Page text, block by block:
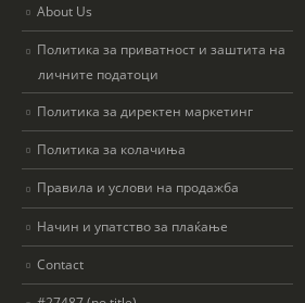
About Us
Политика за приватност и заштита на
личните податоци
Политика за директен маркетинг
Политика за колачиња
Правила и услови на продажба
Начин и упатство за плаќање
Contact